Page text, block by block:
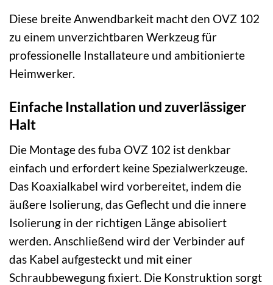
Diese breite Anwendbarkeit macht den OVZ 102
zu einem unverzichtbaren Werkzeug für
professionelle Installateure und ambitionierte
Heimwerker.
Einfache Installation und zuverlässiger
Halt
Die Montage des fuba OVZ 102 ist denkbar
einfach und erfordert keine Spezialwerkzeuge.
Das Koaxialkabel wird vorbereitet, indem die
äußere Isolierung, das Geflecht und die innere
Isolierung in der richtigen Länge abisoliert
werden. Anschließend wird der Verbinder auf
das Kabel aufgesteckt und mit einer
Schraubbewegung fixiert. Die Konstruktion sorgt